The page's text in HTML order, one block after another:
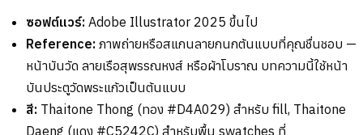
ซอฟต์แวร์: Adobe Illustrator 2025 ขึ้นไป
Reference: ภาพถ่ายหรือสแกนลายกนกต้นแบบที่คุณชื่นชอบ —
หน้าบันวัด ลายเรือสุพรรณหงส์ หรือผ้าโบราณ บทความนี้ใช้หน้า
บันประตูวัดพระแก้วเป็นต้นแบบ
สี: Thaitone Thong (ทอง #D4A029) สำหรับ fill, Thaitone
Daeng (แดง #C5242C) สำหรับพื้น swatches ที่